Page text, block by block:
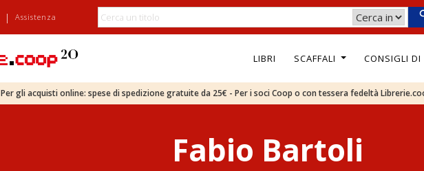
| Assistenza
LIBRI SCAFFALI CONSIGLI DI
Per gli acquisti online: spese di spedizione gratuite da 25€ - Per i soci Coop o con tessera fedeltà
Fabio Bartoli